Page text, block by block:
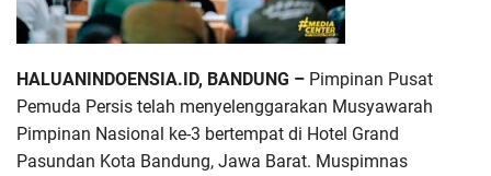
HALUANINDOENSIA.ID, BANDUNG – Pimpinan Pusat
Pemuda Persis telah menyelenggarakan Musyawarah
Pimpinan Nasional ke-3 bertempat di Hotel Grand
Pasundan Kota Bandung, Jawa Barat. Muspimnas